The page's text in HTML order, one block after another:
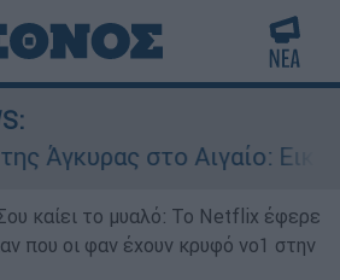
Εικονική αερομαχία
καίει το μυαλό: Το Netflix έφερε
που οι φαν έχουν κρυφό νο1 στην